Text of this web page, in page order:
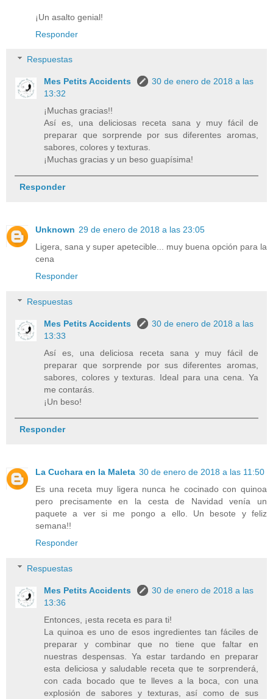
¡Un asalto genial!
Responder
Respuestas
Mes Petits Accidents
30 de enero de 2018 a las
13:32
¡Muchas gracias!!
Así es, una deliciosas receta sana y muy fácil de
preparar que sorprende por sus diferentes aromas,
sabores, colores y texturas.
¡Muchas gracias y un beso guapísima!
Responder
Unknown 29 de enero de 2018 a las 23:05
Ligera, sana y super apetecible... muy buena opción para la
cena
Responder
Respuestas
Mes Petits Accidents
30 de enero de 2018 a las
13:33
Así es, una deliciosa receta sana y muy fácil de
preparar que sorprende por sus diferentes aromas,
sabores, colores y texturas. Ideal para una cena. Ya
me contarás.
¡Un beso!
Responder
La Cuchara en la Maleta 30 de enero de 2018 a las 11:50
Es una receta muy ligera nunca he cocinado con quinoa
pero precisamente en la cesta de Navidad venía un
paquete a ver si me pongo a ello. Un besote y feliz
semana!!
Responder
Respuestas
Mes Petits Accidents
30 de enero de 2018 a las
13:36
Entonces, ¡esta receta es para ti!
La quinoa es uno de esos ingredientes tan fáciles de
preparar y combinar que no tiene que faltar en
nuestras despensas. Ya estar tardando en preparar
esta deliciosa y saludable receta que te sorprenderá,
con cada bocado que te lleves a la boca, con una
explosión de sabores y texturas, así como de sus